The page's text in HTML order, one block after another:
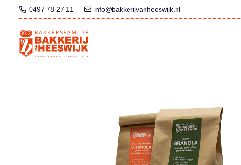
0497 78 27 11 info@bakkerijvanheeswijk.nl